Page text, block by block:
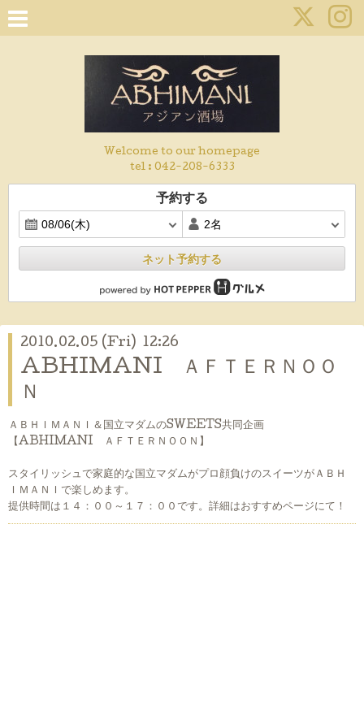
Welcome to our homepage
tel : 042-208-6333
予約する
ネット予約する
2010.02.05 (Fri) 12:26
ABHIMANI ＡＦＴＥＲＮＯＯ
Ｎ
ＡＢＨＩＭＡＮＩ＆国立マダムのSWEETS共同企画
【ABHIMANI ＡＦＴＥＲＮＯＯＮ】
スタイリッシュで家庭的な国立マダムがプロ顔負けのスイーツがＡＢＨ
ＩＭＡＮＩで楽しめます。
提供時間は１４：００～１７：００です。詳細はおすすめページにて！